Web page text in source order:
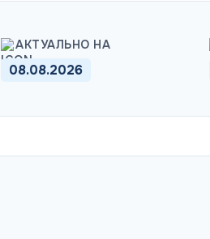
АКТУАЛЬНО НА
08.08.2026